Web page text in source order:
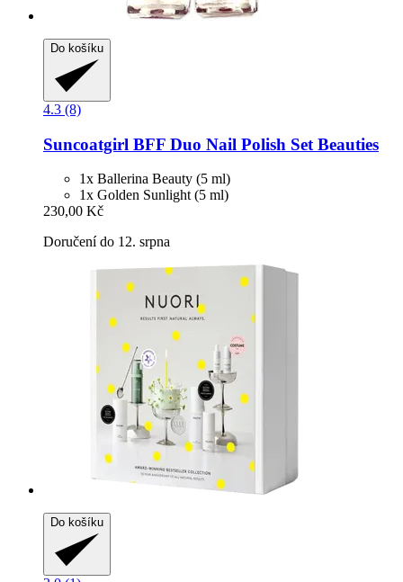
Do košíku
4.3 (8)
Suncoatgirl BFF Duo Nail Polish Set Beauties
1x Ballerina Beauty (5 ml)
1x Golden Sunlight (5 ml)
230,00 Kč
Doručení do 12. srpna
Do košíku